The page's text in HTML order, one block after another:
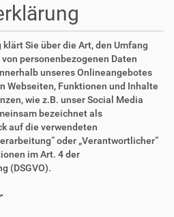
Sie über die Art, den Umfang
personenbezogenen Daten
unseres Onlineangebotes
Webseiten, Funktionen und Inhalte
wie z.B. unser Social Media
bezeichnet als
auf die verwendeten
oder „Verantwortlicher“
im Art. 4 der
(DSGVO).